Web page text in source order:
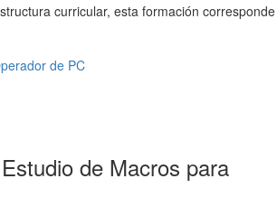
curricular, esta formación corresponde
de PC
de Macros para